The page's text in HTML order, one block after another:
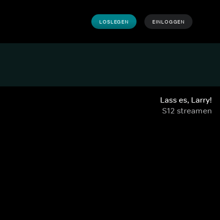
LOSLEGEN EINLOGGEN
Lass es, Larry!
S12 streamen